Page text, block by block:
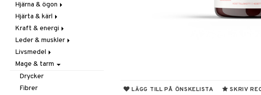
LÄGG TILL PÅ ÖNSKELISTA SKRIV
Övriga
Sex & lust
Skelett
Urinvägar
Prostata
Sex & lust
Förebyggande &
lindrande
Hostdämpande
Öron, näsa & hals
Övriga
Virushämmande
Vitlök
Hår
Kosttillskott
Sol & pigment
Hjärna & ögon
Fettsyror
Minne
Ögon
Hjärta & kärl
Ginkgo biloba
Kärlstärkande
Kolesterolsänkande
Marina fettsyror
Veg fettsyror
Kraft & energi
Ginseng
Övriga
Prestation
Q-10
Rosenrot
Leder & muskler
Kosttillskott
Utvärtes
Livsmedel
Bars
Choklad
Diverse
Mage & tarm
Drycker
Fibrer